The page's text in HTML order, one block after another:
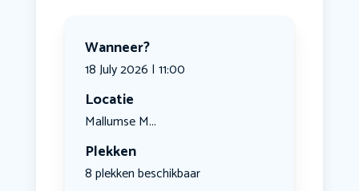
Wanneer?
18 July 2026 | 11:00
Locatie
Mallumse M...
Plekken
8 plekken beschikbaar